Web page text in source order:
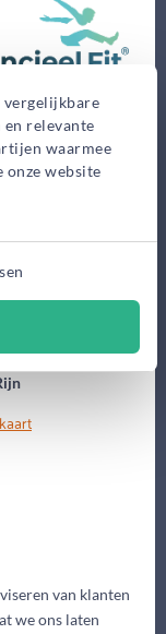
vergelijkbare
relevante
waarmee
onze website
van klanten
we ons laten